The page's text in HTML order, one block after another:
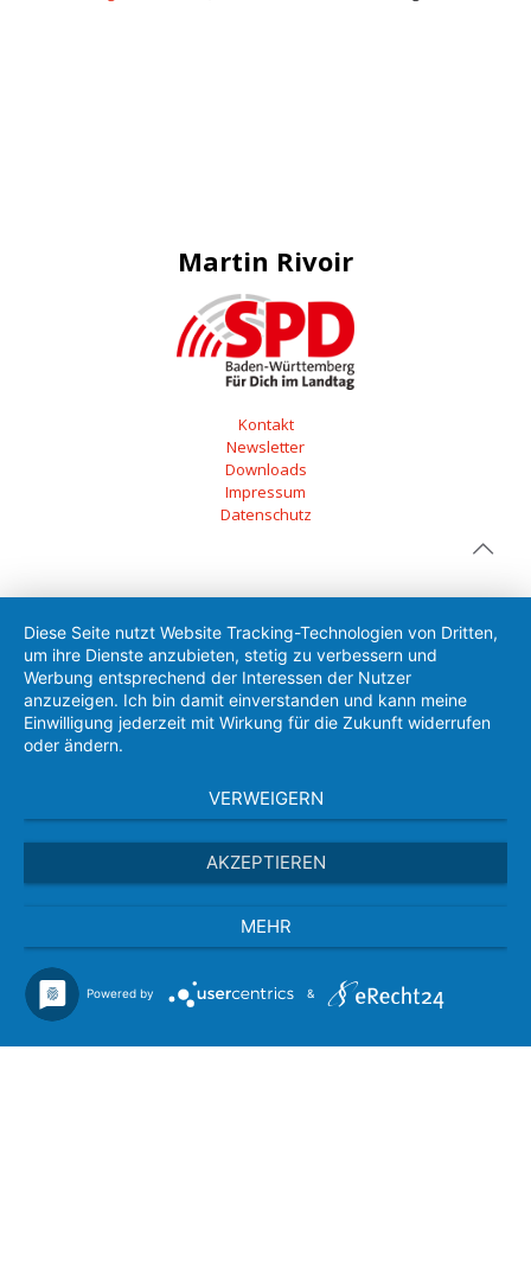
Martin Rivoir
Kontakt
Newsletter
Downloads
Impressum
Datenschutz
Diese Seite nutzt Website Tracking-Technologien von Dritten,
um ihre Dienste anzubieten, stetig zu verbessern und
Werbung entsprechend der Interessen der Nutzer
anzuzeigen. Ich bin damit einverstanden und kann meine
Einwilligung jederzeit mit Wirkung für die Zukunft widerrufen
oder ändern.
VERWEIGERN
AKZEPTIEREN
MEHR
Powered by &